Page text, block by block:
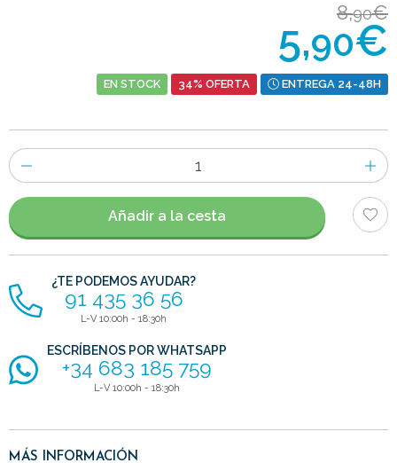
8,90€
5,90€
EN STOCK 34% OFERTA ENTREGA 24-48H
Número
de
artículos
Añadir a la cesta
¿TE PODEMOS AYUDAR?
91 435 36 56
L-V 10:00h - 18:30h
ESCRÍBENOS POR WHATSAPP
+34 683 185 759
L-V 10:00h - 18:30h
MÁS INFORMACIÓN